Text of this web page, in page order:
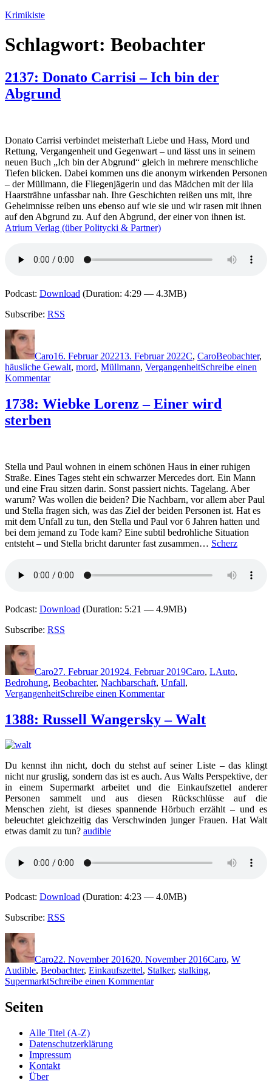
Zum
springen
Krimikiste
Schlagwort: Beobachter
2137: Donato Carrisi – Ich bin der
Abgrund
Donato Carrisi verbindet meisterhaft Liebe und Hass, Mord und
Rettung, Vergangenheit und Gegenwart – und lässt uns in seinem
neuen Buch „Ich bin der Abgrund“ gleich in mehrere menschliche
Tiefen blicken. Dabei kommen uns die anonym wirkenden Personen
– der Müllmann, die Fliegenjägerin und das Mädchen mit der lila
Haarsträhne unfassbar nah. Ihre Geschichten reißen uns mit, ihre
Geheimnisse reiben uns ebenso auf wie sie und wir rasen mit ihnen
auf den Abgrund zu. Auf den Abgrund, der einer von ihnen ist.
Atrium Verlag (über Politycki & Partner)
Podcast: Download (Duration: 4:29 — 4.3MB)
Subscribe: RSS
Autor
Caro16. Februar 202213. Februar 2022C, CaroBeobachter,
häusliche Gewalt, mord, Müllmann, VergangenheitSchreibe einen
Kommentarzu
Donato
Carrisi
–
Abgrund
1738: Wiebke Lorenz – Einer wird
sterben
Stella und Paul wohnen in einem schönen Haus in einer ruhigen
Straße. Eines Tages steht ein schwarzer Mercedes dort. Ein Mann
und eine Frau sitzen darin. Sonst passiert nichts. Tagelang. Aber
warum? Was wollen die beiden? Die Nachbarn, vor allem aber Paul
und Stella fragen sich, was das Ziel der beiden Personen ist. Hat es
mit dem Unfall zu tun, den Stella und Paul vor 6 Jahren hatten und
bei dem jemand zu Tode kam? Eine subtil bedrohliche Situation
entsteht – und Stella bricht darunter fast zusammen… Scherz
Podcast: Download (Duration: 5:21 — 4.9MB)
Subscribe: RSS
Autor
Caro27. Februar 201924. Februar 2019Caro, LAuto,
Bedrohung, Beobachter, Nachbarschaft, Unfall,
VergangenheitSchreibe einen Kommentarzu
Wiebke
Lorenz
sterben
1388: Russell Wangersky – Walt
Du kennst ihn nicht, doch du stehst auf seiner Liste – das klingt
nicht nur gruslig, sondern das ist es auch. Aus Walts Perspektive, der
in einem Supermarkt arbeitet und die Einkaufszettel anderer
Personen sammelt und aus diesen Rückschlüsse auf die
Menschen zieht, ist dieses spannende Hörbuch erzählt – und es
beleuchtet gleichzeitig das Verschwinden junger Frauen. Hat Walt
etwas damit zu tun? audible
Podcast: Download (Duration: 4:23 — 4.0MB)
Subscribe: RSS
Autor
Caro22. November 201620. November 2016Caro, W
Audible, Beobachter, Einkaufszettel, Stalker, stalking,
SupermarktSchreibe einen Kommentarzu
Seiten
Alle Titel (A-Z)
Datenschutzerklärung
Impressum
Kontakt
Über